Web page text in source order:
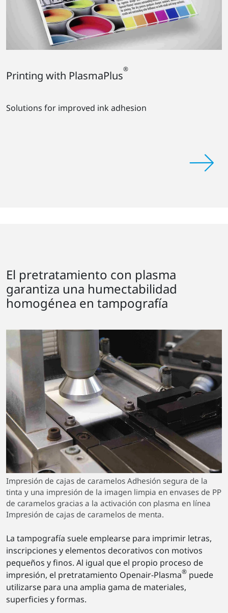
Printing with PlasmaPlus®
Solutions for improved ink adhesion
El pretratamiento con plasma
garantiza una humectabilidad
homogénea en tampografía
Impresión de cajas de caramelos Adhesión segura de la
tinta y una impresión de la imagen limpia en envases de PP
de caramelos gracias a la activación con plasma en línea
Impresión de cajas de caramelos de menta.
La tampografía suele emplearse para imprimir letras,
inscripciones y elementos decorativos con motivos
pequeños y finos. Al igual que el propio proceso de
impresión, el pretratamiento Openair-Plasma® puede
utilizarse para una amplia gama de materiales,
superficies y formas.